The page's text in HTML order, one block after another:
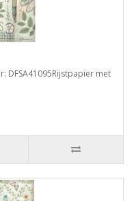
DFSA41095Rijstpapier met